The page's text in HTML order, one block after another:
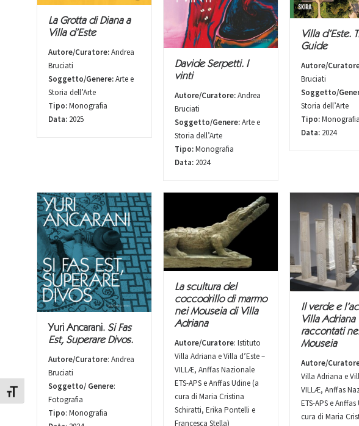
Attiva/disattiva dimensione testo
La Grotta di Diana a
Villa d’Este
Autore/Curatore:Andrea
Bruciati
Soggetto/Genere:Arte e
Storia dell’Arte
Tipo:Monografia
Data: 2025
Davide Serpetti. I
vinti
Autore/Curatore:Andrea
Bruciati
Soggetto/Genere:Arte e
Storia dell’Arte
Tipo:Monografia
Data: 2024
Villa d’Este.
Guide
Autore/
Bruciati
Soggetto/
Storia dell’Arte
Tipo:Monografia
Data: 2024
Yuri Ancarani. Si Fas
Est, Superare Divos.
Autore/Curatore: Andrea
Bruciati
Soggetto/ Genere:
Fotografia
Tipo: Monografia
La scultura del
coccodrillo di marmo
nei Mouseia di Villa
Adriana
Autore/Curatore: Istituto
Villa Adriana e Villa d’Este –
VILLÆ, Anffas Nazionale
ETS-APS e Anffas Udine (a
cura di Maria Cristina
Schiratti, Erika Pontelli e
Francesca Stella)
Il verde e
Villa Adriana
raccontati
Mouseia
Autore/
Villa Adriana e
VILLÆ, Anffas
ETS-APS e
cura di Maria